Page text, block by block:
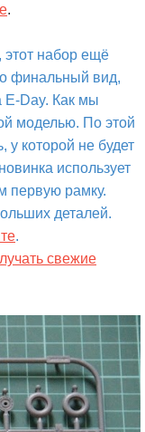
.
набор ещё
финальный вид,
E-Day. Как мы
моделью. По этой
которой не будет
использует
первую рамку.
деталей.
.
свежие